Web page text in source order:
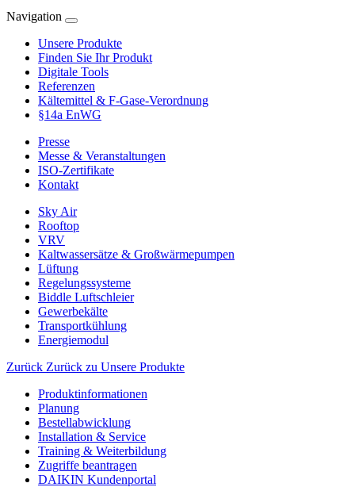
Navigation
Unsere Produkte
Finden Sie Ihr Produkt
Digitale Tools
Referenzen
Kältemittel & F-Gase-Verordnung
§14a EnWG
Presse
Messe & Veranstaltungen
ISO-Zertifikate
Kontakt
Sky Air
Rooftop
VRV
Kaltwassersätze & Großwärmepumpen
Lüftung
Regelungssysteme
Biddle Luftschleier
Gewerbekälte
Transportkühlung
Energiemodul
Zurück Zurück zu Unsere Produkte
Produktinformationen
Planung
Bestellabwicklung
Installation & Service
Training & Weiterbildung
Zugriffe beantragen
DAIKIN Kundenportal